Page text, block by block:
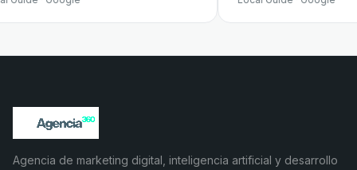
nuestro
Agencia de marketing digital, inteligencia artificial y desarrollo